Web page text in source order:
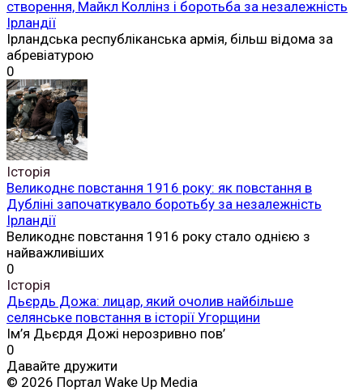
створення, Майкл Коллінз і боротьба за незалежність
Ірландії
Ірландська республіканська армія, більш відома за
абревіатурою
0
Історія
Великоднє повстання 1916 року: як повстання в
Дубліні започаткувало боротьбу за незалежність
Ірландії
Великоднє повстання 1916 року стало однією з
найважливіших
0
Історія
Дьєрдь Дожа: лицар, який очолив найбільше
селянське повстання в історії Угорщини
Ім’я Дьєрдя Дожі нерозривно пов’
0
Давайте дружити
© 2026 Портал Wake Up Media